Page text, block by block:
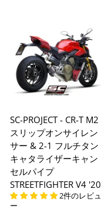
SC-PROJECT - CR-T M2
スリップオンサイレン
サー & 2-1 フルチタン
キャタライザーキャン
セルパイプ
STREETFIGHTER V4 '20
2件のレビュ
ー